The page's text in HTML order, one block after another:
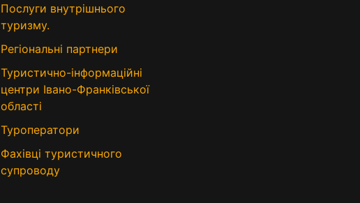
Послуги внутрішнього
туризму.
Регіональні партнери
Туристично-інформаційні
центри Івано-Франківської
області
Туроператори
Фахівці туристичного
супроводу